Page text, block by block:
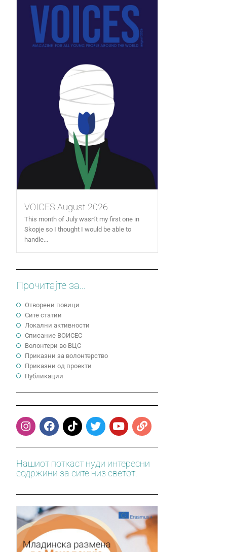
VOICES August 2026
This month of July wasn’t my first one in
Skopje so I thought I would be able to
handle...
Прочитајте за...
Отворени повици
Сите статии
Локални активности
Cписание ВОИСЕС
Волонтери во ВЦС
Приказни за волонтерство
Приказни од проекти
Публикации
Нашиот поткаст нуди интересни
содржини за сите низ светот.